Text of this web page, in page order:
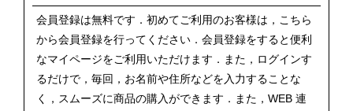
会員登録は無料です．初めてご利用のお客様は，こちら
から会員登録を行ってください．会員登録をすると便利
なマイページをご利用いただけます．また，ログインす
るだけで，毎回，お名前や住所などを入力することな
く，スムーズに商品の購入ができます．また，WEB 連